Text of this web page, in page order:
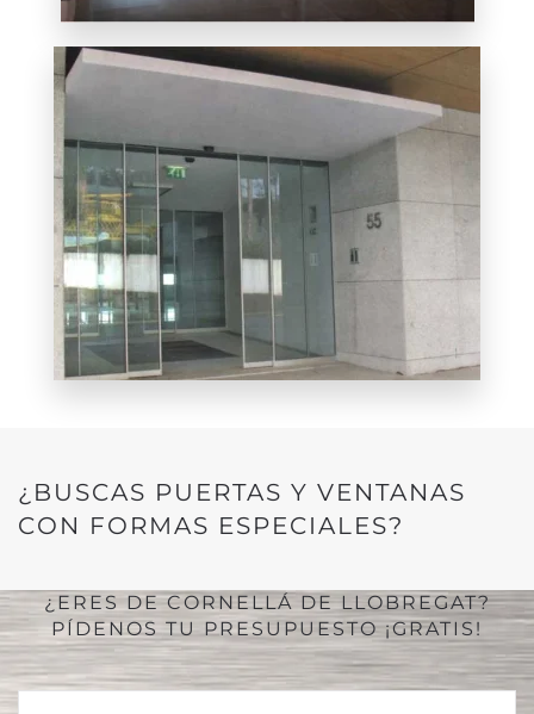
¿BUSCAS PUERTAS Y VENTANAS
CON FORMAS ESPECIALES?
¿ERES DE CORNELLÁ DE LLOBREGAT?
PÍDENOS TU PRESUPUESTO ¡GRATIS!